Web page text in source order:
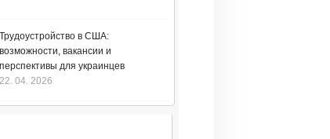
Трудоустройство в США:
возможности, вакансии и
перспективы для украинцев
22. 04. 2026